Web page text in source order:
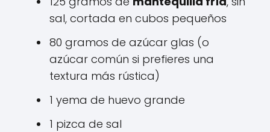
sal, cortada en cubos pequeños
80 gramos de azúcar glas (o
azúcar común si prefieres una
textura más rústica)
1 yema de huevo grande
1 pizca de sal